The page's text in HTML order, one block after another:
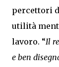
percettori
utilità
lavoro. “Il
e ben